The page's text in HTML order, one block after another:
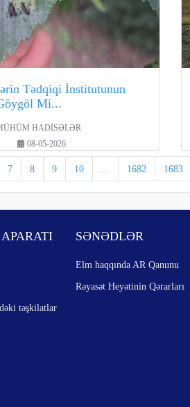
Tədqiqi İnstitutunun
Mi...
HADİSƏLƏR
08-05-2026
7 8 9 10 1682 1683
təşkilatlar
SƏNƏDLƏR
Elm haqqında AR Qanunu
Rəyasət Heyətinin Qərarları